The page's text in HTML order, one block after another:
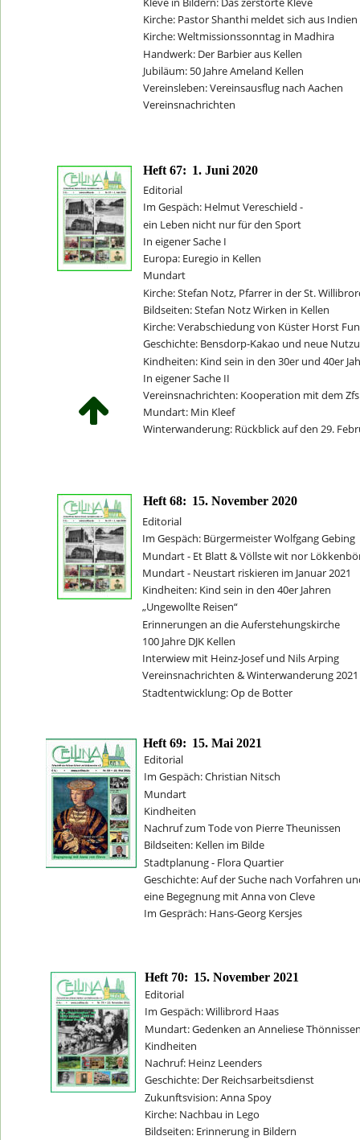
Kirche: Pastor Shanthi meldet sich aus Indien
Kirche: Weltmissionssonntag in Madhira
Handwerk: Der Barbier aus Kellen
Jubiläum: 50 Jahre Ameland Kellen
Vereinsleben: Vereinsausflug nach Aachen
Vereinsnachrichten
Heft 67: 1. Juni 2020
Editorial
Im Gespäch: Helmut Vereschield -
ein Leben nicht nur für den Sport
In eigener Sache I
Europa: Euregio in Kellen
Mundart
Kirche: Stefan Notz, Pfarrer in der St.
Bildseiten: Stefan Notz Wirken in Kellen
Kirche: Verabschiedung von Küster Horst
Geschichte: Bensdorp-Kakao und neue
Kindheiten: Kind sein in den 30er und 40er
In eigener Sache II
Vereinsnachrichten: Kooperation mit dem
Mundart: Min Kleef
Winterwanderung: Rückblick auf den 29.
Editorial
Im Gespäch: Bürgermeister Wolfgang Gebing
Mundart - Et Blatt & Völlste wit nor
Mundart - Neustart riskieren im Januar 2021
Kindheiten: Kind sein in den 40er Jahren
„Ungewollte Reisen“
Erinnerungen an die Auferstehungskirche
100 Jahre DJK Kellen
Interwiew mit Heinz-Josef und Nils Arping
Vereinsnachrichten & Winterwanderung 2021
Stadtentwicklung: Op de Botter
Heft 68: 15. November 2020
Heft 69: 15. Mai 2021
Editorial
Im Gespäch: Christian Nitsch
Mundart
Kindheiten
Nachruf zum Tode von Pierre Theunissen
Bildseiten: Kellen im Bilde
Stadtplanung - Flora Quartier
Geschichte: Auf der Suche nach Vorfahren
eine Begegnung mit Anna von Cleve
Im Gespräch: Hans-Georg Kersjes
Editorial
Im Gespäch: Willibrord Haas
Mundart: Gedenken an Anneliese
Kindheiten
Nachruf: Heinz Leenders
Geschichte: Der Reichsarbeitsdienst
Zukunftsvision: Anna Spoy
Kirche: Nachbau in Lego
Bildseiten: Erinnerung in Bildern
Heft 70: 15. November 2021